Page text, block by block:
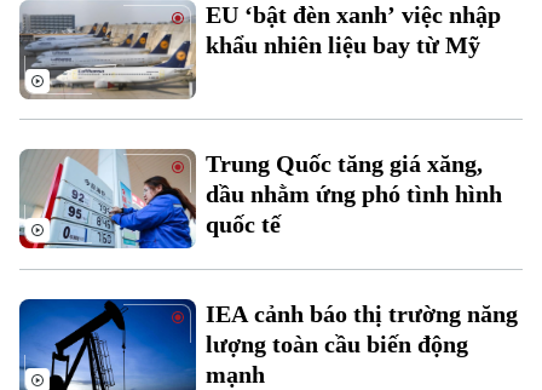
Di tích
Dinh dưỡng
Tư vấn sức khỏe
Bóng đá
Quần vợt
Golf
Giải trí
Tin tức
Sao
Điện ảnh
Âm nhạc
Đã phát sóng
EU ‘bật đèn xanh’ việc nhập
khẩu nhiên liệu bay từ Mỹ
Trung Quốc tăng giá xăng,
dầu nhằm ứng phó tình hình
quốc tế
IEA cảnh báo thị trường năng
lượng toàn cầu biến động
mạnh